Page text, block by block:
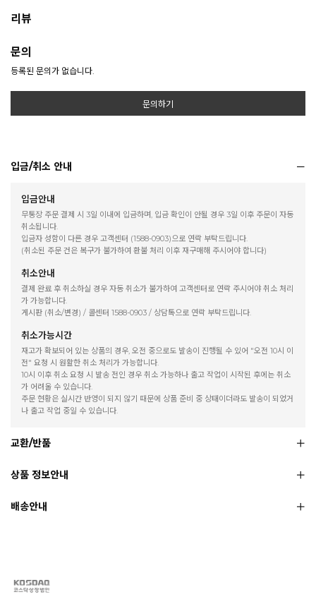
리뷰
문의
등록된 문의가 없습니다.
문의하기
입금/취소 안내
입금안내
무통장 주문 결제 시 3일 이내에 입금하며, 입금 확인이 안될 경우 3일 이후 주문이 자동
취소됩니다.
입금자 성함이 다른 경우 고객센터 (1588-0903)으로 연락 부탁드립니다.
(취소된 주문 건은 복구가 불가하여 환불 처리 이후 재구매해 주시어야 합니다)
취소안내
결제 완료 후 취소하실 경우 자동 취소가 불가하여 고객센터로 연락 주시어야 취소 처리
가 가능합니다.
게시판 (취소/변경) / 콜센터 1588-0903 / 상담톡으로 연락 부탁드립니다.
취소가능시간
재고가 확보되어 있는 상품의 경우, 오전 중으로도 발송이 진행될 수 있어 "오전 10시 이
전" 요청 시 원활한 취소 처리가 가능합니다.
10시 이후 취소 요청 시 발송 전인 경우 취소 가능하나 출고 작업이 시작된 후에는 취소
가 어려울 수 있습니다.
주문 현황은 실시간 반영이 되지 않기 때문에 상품 준비 중 상태이더라도 발송이 되었거
나 출고 작업 중일 수 있습니다.
교환/반품
상품 정보안내
배송안내